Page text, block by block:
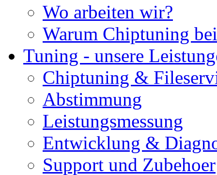
Wo arbeiten wir?
Warum Chiptuning
Tuning - unsere
Chiptuning &
Abstimmung
Leistungsmessung
Entwicklung &
Support und Zubehoer